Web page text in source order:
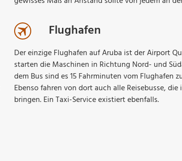
Flughafen
Der einzige Flughafen auf Aruba ist der Airport
starten die Maschinen in Richtung Nord- und
dem Bus sind es 15 Fahrminuten vom Flughafen
Ebenso fahren von dort auch alle Reisebusse,
bringen. Ein Taxi-Service existiert ebenfalls.